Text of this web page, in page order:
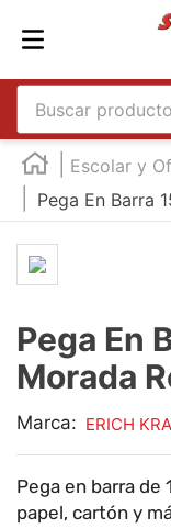
Buscar productos
Escolar y
Pega En Barra
Pega En
Morada
Marca: ERICH
Pega en barra de
papel, cartón y
TÉRMINOS MÁS
1.
england
2.
marcador e300
3
5.
mouse
6 .
marcadores
7.
audifonos
8.
teclado
9.
impresora